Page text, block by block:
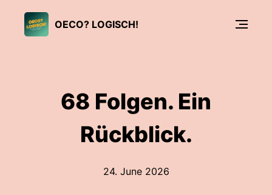
OECO? LOGISCH!
68 Folgen. Ein
Rückblick.
24. June 2026